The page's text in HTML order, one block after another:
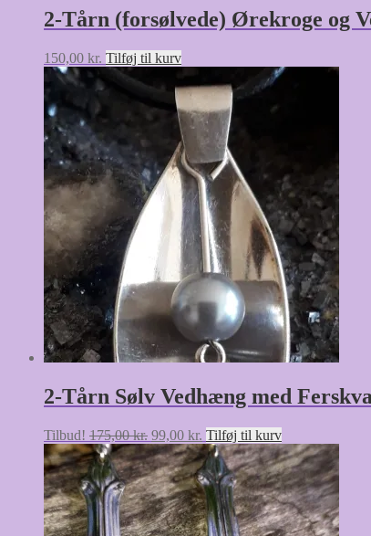
2-Tårn (forsølvede) Ørekroge og
150,00 kr. Tilføj til kurv
2-Tårn Sølv Vedhæng med
Tilbud! 175,00kr. Den
oprindelige
pris
var:
175,00 kr..
99,00 kr. Den
aktuelle
pris
er:
99,00 kr..
Tilføj til kurv